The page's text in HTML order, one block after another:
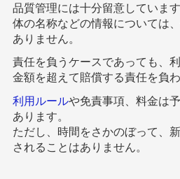
品質管理には十分留意していま
体の名称などの情報については
ありません。
責任を負うケースであっても、
金額を超えて賠償する責任を負
利用ルールや免責事項、料金は
あります。
ただし、時間をさかのぼって、
されることはありません。